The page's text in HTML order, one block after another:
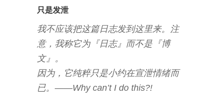
の
只是发泄
我不应该把这篇日志发到这里来。注
意，我称它为『日志』而不是『博
文』。
因为，它纯粹只是小约在宣泄情绪而
已。——Why can’t I do this?!